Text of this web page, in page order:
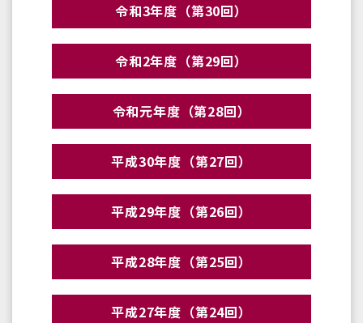
令和3年度（第30回）
令和2年度（第29回）
令和元年度（第28回）
平成30年度（第27回）
平成29年度（第26回）
平成28年度（第25回）
平成27年度（第24回）